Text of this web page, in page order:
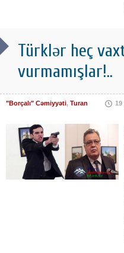
Türklər heç
vurmamışlar!..
"Borçalı" Cəmiyyəti, Turan